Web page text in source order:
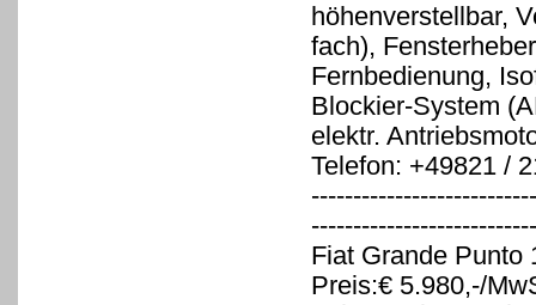
höhenverstellbar,
fach),
Fernbedienung,
Blockier-System
elektr.
Telefon: +49821 /
Fiat Grande Punto
Preis:€ 5.980,-/